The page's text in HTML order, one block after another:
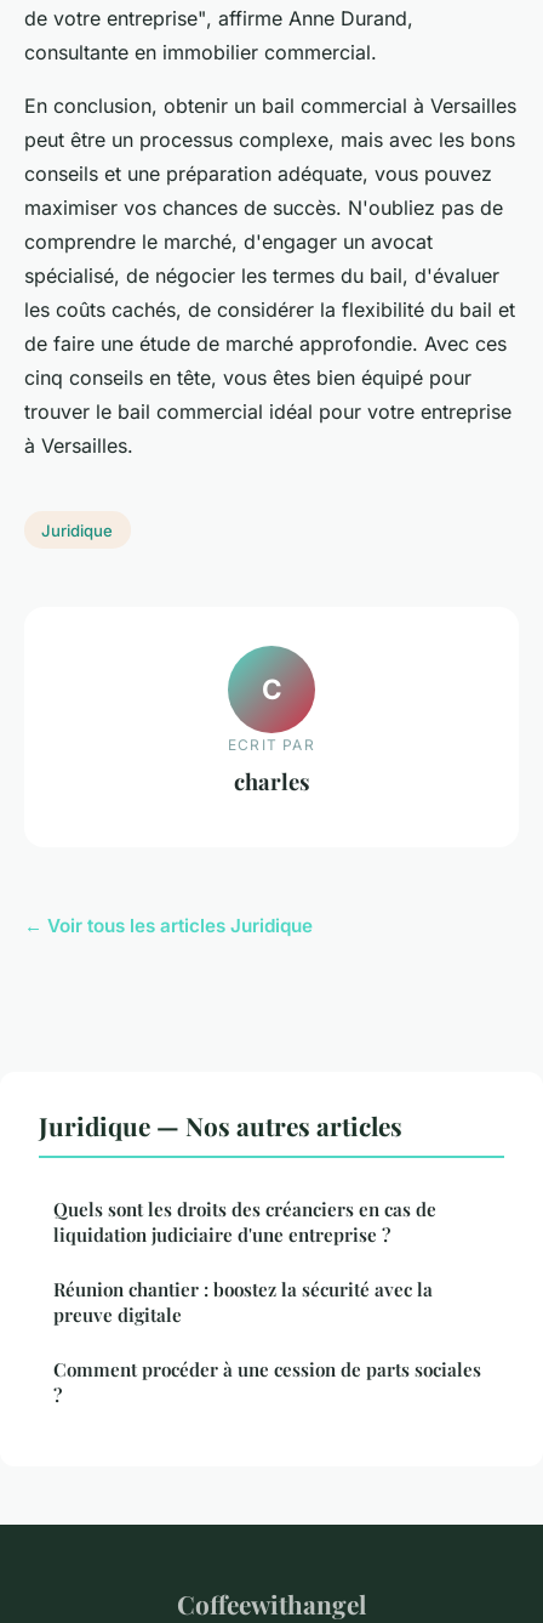
de votre entreprise", affirme Anne Durand,
consultante en immobilier commercial.
En conclusion, obtenir un bail commercial à Versailles
peut être un processus complexe, mais avec les bons
conseils et une préparation adéquate, vous pouvez
maximiser vos chances de succès. N'oubliez pas de
comprendre le marché, d'engager un avocat
spécialisé, de négocier les termes du bail, d'évaluer
les coûts cachés, de considérer la flexibilité du bail et
de faire une étude de marché approfondie. Avec ces
cinq conseils en tête, vous êtes bien équipé pour
trouver le bail commercial idéal pour votre entreprise
à Versailles.
Juridique
C
ECRIT PAR
charles
← Voir tous les articles Juridique
Juridique — Nos autres articles
Quels sont les droits des créanciers en cas de
liquidation judiciaire d'une entreprise ?
Réunion chantier : boostez la sécurité avec la
preuve digitale
Comment procéder à une cession de parts sociales
?
Coffeewithangel